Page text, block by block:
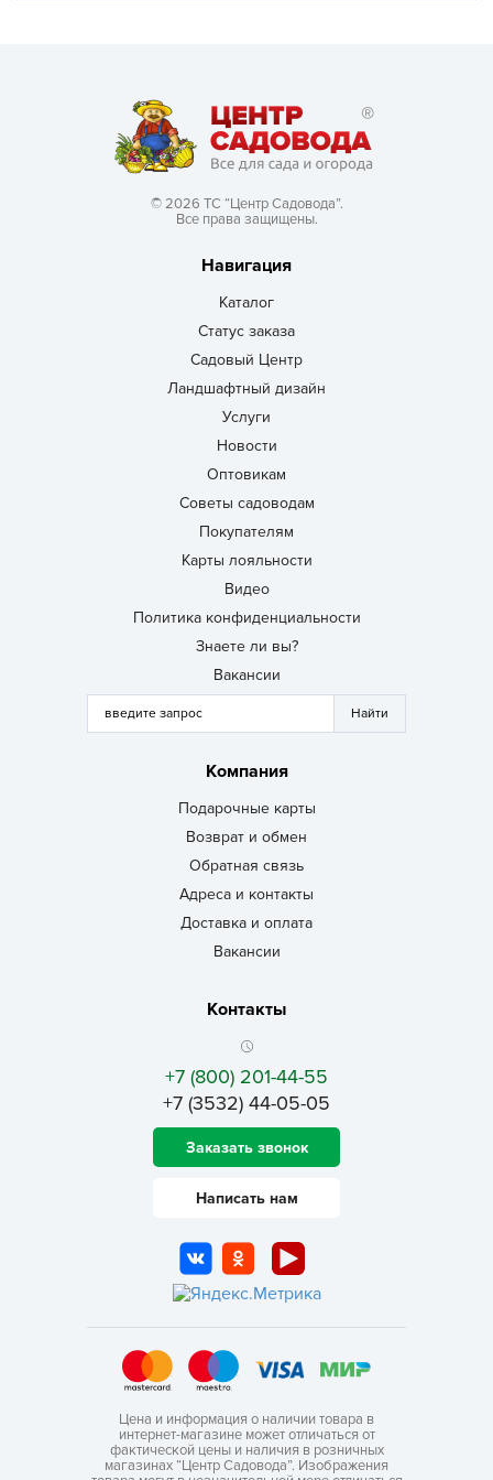
© 2026 ТС “Центр Садовода”.
Все права защищены.
Навигация
Каталог
Статус заказа
Садовый Центр
Ландшафтный дизайн
Услуги
Новости
Оптовикам
Советы садоводам
Покупателям
Карты лояльности
Видео
Политика конфиденциальности
Знаете ли вы?
Вакансии
Компания
Подарочные карты
Возврат и обмен
Обратная связь
Адреса и контакты
Доставка и оплата
Вакансии
Контакты
+7 (800) 201-44-55
+7 (3532) 44-05-05
Заказать звонок
Написать нам
Цена и информация о наличии товара в
интернет-магазине может отличаться от
фактической цены и наличия в розничных
магазинах “Центр Садовода”. Изображения